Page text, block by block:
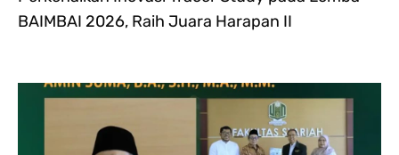
BAIMBAI 2026, Raih Juara Harapan II